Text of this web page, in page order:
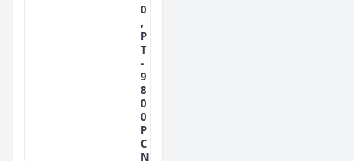
0
,
P
T
-
9
8
0
0
P
C
N